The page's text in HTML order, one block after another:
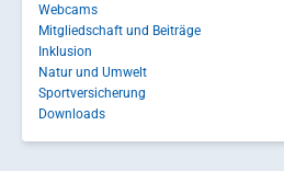
Webcams
Mitgliedschaft und Beiträge
Inklusion
Natur und Umwelt
Sportversicherung
Downloads